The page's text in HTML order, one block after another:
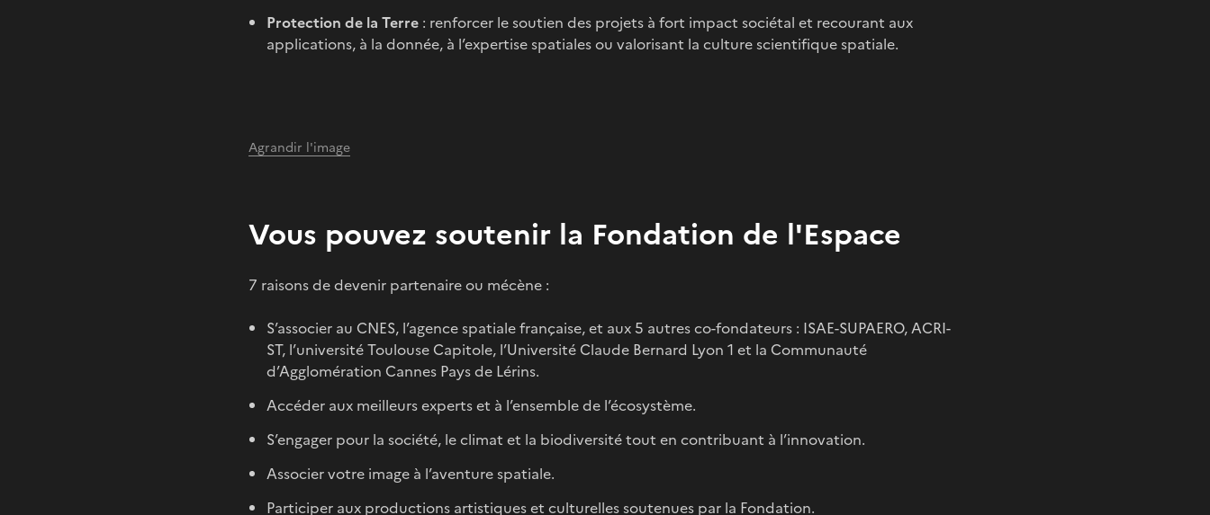
Protection de la Terre : renforcer le soutien des projets à fort impact sociétal et recourant aux
applications, à la donnée, à l’expertise spatiales ou valorisant la culture scientifique spatiale.
Agrandir l'image
Vous pouvez soutenir la Fondation de l'Espace
7 raisons de devenir partenaire ou mécène :
S’associer au CNES, l’agence spatiale française, et aux 5 autres co-fondateurs : ISAE-SUPAERO, ACRI-
ST, l’université Toulouse Capitole, l’Université Claude Bernard Lyon 1 et la Communauté
d’Agglomération Cannes Pays de Lérins.
Accéder aux meilleurs experts et à l’ensemble de l’écosystème.
S’engager pour la société, le climat et la biodiversité tout en contribuant à l’innovation.
Associer votre image à l’aventure spatiale.
Participer aux productions artistiques et culturelles soutenues par la Fondation.